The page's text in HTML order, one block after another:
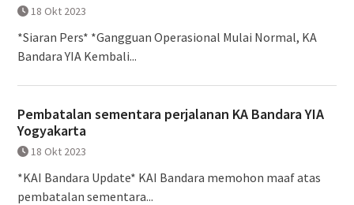
18 Okt 2023
*Siaran Pers* *Gangguan Operasional Mulai Normal, KA
Bandara YIA Kembali...
Pembatalan sementara perjalanan KA Bandara YIA
Yogyakarta
18 Okt 2023
*KAI Bandara Update* KAI Bandara memohon maaf atas
pembatalan sementara...